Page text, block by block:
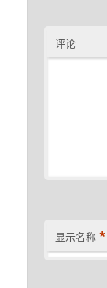
评论
显示名称 *